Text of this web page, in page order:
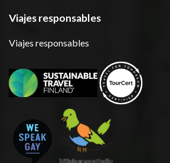
Viajes responsables
Viajes responsables